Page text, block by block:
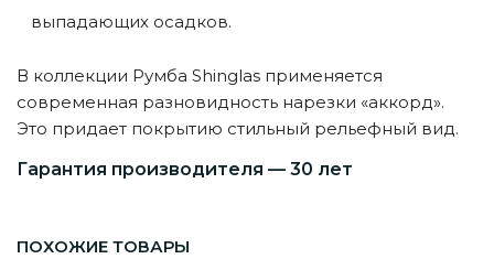
выпадающих осадков.
В коллекции Румба Shinglas применяется
современная разновидность нарезки «аккорд».
Это придает покрытию стильный рельефный вид.
Гарантия производителя — 30 лет
ПОХОЖИЕ ТОВАРЫ